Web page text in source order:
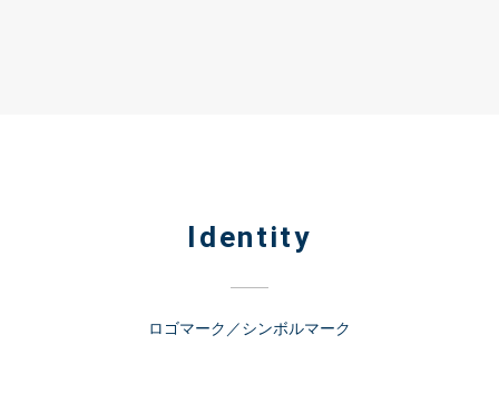
Identity
ロゴマーク／シンボルマーク